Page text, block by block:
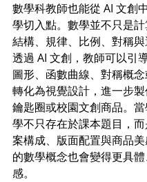
數學科教師也能從 AI 文創
學切入點。數學並不只是
結構、規律、比例、對稱與
透過 AI 文創，教師可以引
圖形、函數曲線、對稱概
轉化為視覺設計，進一步製
鑰匙圈或校園文創商品。
學不只存在於課本題目，
案構成、版面配置與商品
的數學概念也會變得更具
感。